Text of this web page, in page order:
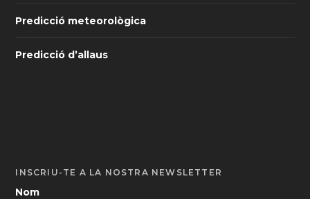
Predicció meteorològica
Predicció d’allaus
INSCRIU-TE A LA NOSTRA NEWSLETTER
Nom